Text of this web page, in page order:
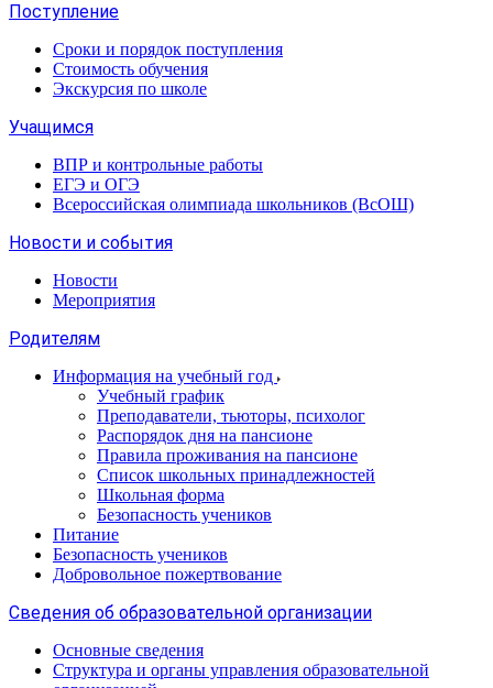
Поступление
Сроки и порядок поступления
Стоимость обучения
Экскурсия по школе
Учащимся
ВПР и контрольные работы
ЕГЭ и ОГЭ
Всероссийская олимпиада школьников (ВсОШ)
Новости и события
Новости
Мероприятия
Родителям
Информация на учебный год
Учебный график
Преподаватели, тьюторы, психолог
Распорядок дня на пансионе
Правила проживания на пансионе
Список школьных принадлежностей
Школьная форма
Безопасность учеников
Питание
Безопасность учеников
Добровольное пожертвование
Сведения об образовательной организации
Основные сведения
Структура и органы управления образовательной